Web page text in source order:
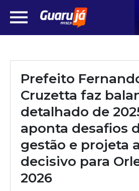
Prefeito
Cruzetta faz
detalhado de
aponta desafios
gestão e projeta
decisivo para
2026